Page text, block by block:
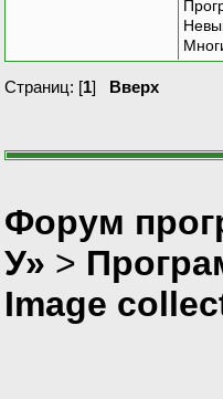
Страниц: [1] Вверх
Форум
У» >
Image